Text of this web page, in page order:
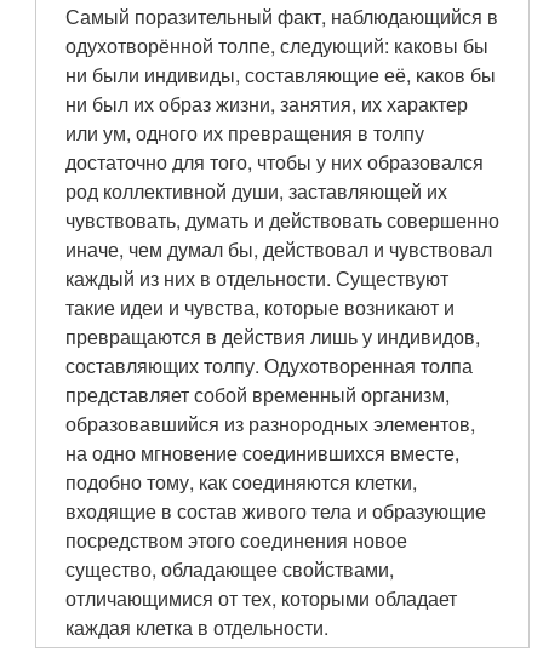
Самый поразительный факт, наблюдающийся в
одухотворённой толпе, следующий: каковы бы
ни были индивиды, составляющие её, каков бы
ни был их образ жизни, занятия, их характер
или ум, одного их превращения в толпу
достаточно для того, чтобы у них образовался
род коллективной души, заставляющей их
чувствовать, думать и действовать совершенно
иначе, чем думал бы, действовал и чувствовал
каждый из них в отдельности. Существуют
такие идеи и чувства, которые возникают и
превращаются в действия лишь у индивидов,
составляющих толпу. Одухотворенная толпа
представляет собой временный организм,
образовавшийся из разнородных элементов,
на одно мгновение соединившихся вместе,
подобно тому, как соединяются клетки,
входящие в состав живого тела и образующие
посредством этого соединения новое
существо, обладающее свойствами,
отличающимися от тех, которыми обладает
каждая клетка в отдельности.